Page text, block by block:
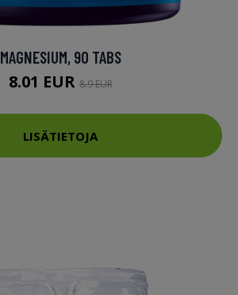
MAGNESIUM, 90 TABS
8.01 EUR8.9 EUR
LISÄTIETOJA